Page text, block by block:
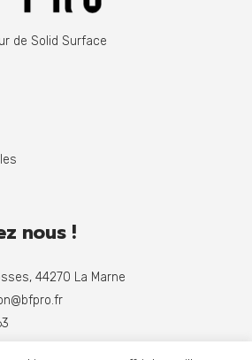
de Solid Surface
nous !
44270 La Marne